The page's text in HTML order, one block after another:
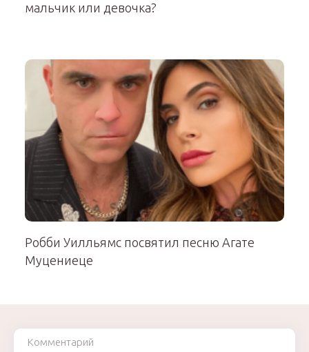
мальчик или девочка?
Робби Уилльямс посвятил песню Агате
Муцениеце
Комментарий